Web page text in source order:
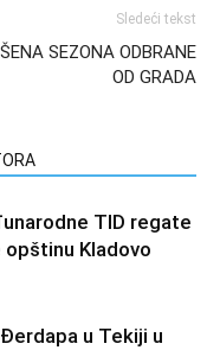
Sledeći tekst
SEZONA ODBRANE
OD GRADA
TID regate
Kladovo
u Tekiji u